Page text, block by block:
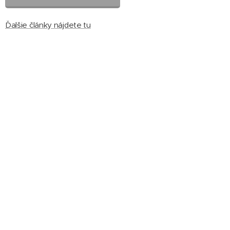
Ďalšie články nájdete tu